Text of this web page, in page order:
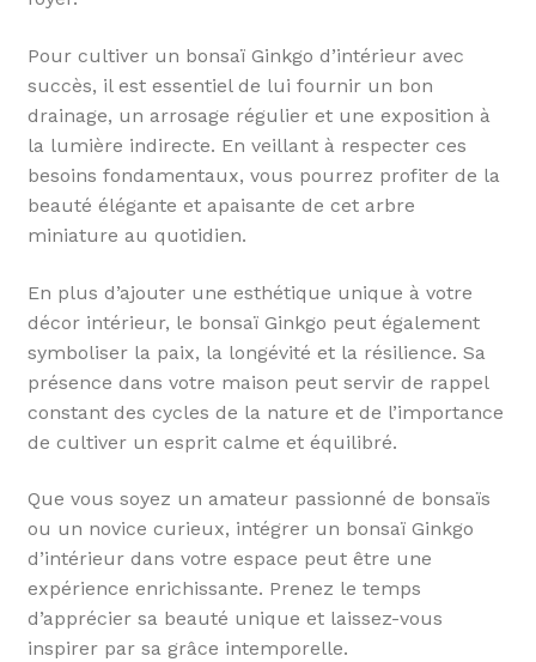
Pour cultiver un bonsaï Ginkgo d’intérieur avec
succès, il est essentiel de lui fournir un bon
drainage, un arrosage régulier et une exposition à
la lumière indirecte. En veillant à respecter ces
besoins fondamentaux, vous pourrez profiter de la
beauté élégante et apaisante de cet arbre
miniature au quotidien.
En plus d’ajouter une esthétique unique à votre
décor intérieur, le bonsaï Ginkgo peut également
symboliser la paix, la longévité et la résilience. Sa
présence dans votre maison peut servir de rappel
constant des cycles de la nature et de l’importance
de cultiver un esprit calme et équilibré.
Que vous soyez un amateur passionné de bonsaïs
ou un novice curieux, intégrer un bonsaï Ginkgo
d’intérieur dans votre espace peut être une
expérience enrichissante. Prenez le temps
d’apprécier sa beauté unique et laissez-vous
inspirer par sa grâce intemporelle.